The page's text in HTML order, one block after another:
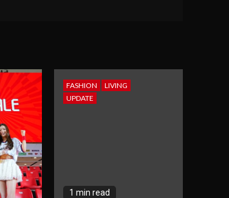
FASHION
LIVING
UPDATE
1 min read